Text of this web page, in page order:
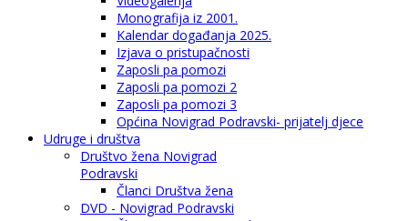
Monografija iz 2001.
Kalendar događanja 2025.
Izjava o pristupačnosti
Zaposli pa pomozi
Zaposli pa pomozi 2
Zaposli pa pomozi 3
Općina Novigrad Podravski- prijatelj djece
Udruge i društva
Društvo žena Novigrad
Podravski
Članci Društva žena
DVD - Novigrad Podravski